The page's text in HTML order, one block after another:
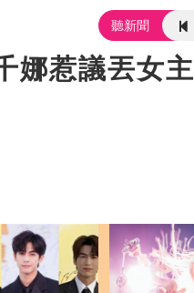
聽新聞
娜惹議丟女